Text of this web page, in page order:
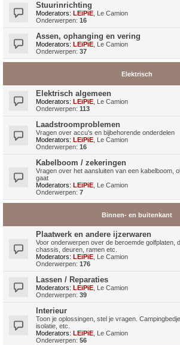
Stuurinrichting
Moderators: LEiPiE Le Camion
Onderwerpen: 16
Assen, ophanging en vering
Moderators: LEiPiE Le Camion
Onderwerpen: 37
Elektrisch
Elektrisch algemeen
Moderators: LEiPiE Le Camion
Onderwerpen: 113
Laadstroomproblemen
Vragen over accu's en bijbehorende onderdelen
Moderators: LEiPiE Le Camion
Onderwerpen: 16
Kabelboom / zekeringen
Vragen over het aansluiten van een kabelboom,
gaat
Moderators: LEiPiE Le Camion
Onderwerpen: 7
Binnen- en buitenkant
Plaatwerk en andere ijzerwaren
Voor onderwerpen over de beroemde golfplaten,
chassis, deuren, ramen etc.
Moderators: LEiPiE Le Camion
Onderwerpen: 176
Lassen / Reparaties
Moderators: LEiPiE Le Camion
Onderwerpen: 39
Interieur
Toon je oplossingen, stel je vragen.
isolatie, etc.
Moderators: LEiPiE Le Camion
Onderwerpen: 56